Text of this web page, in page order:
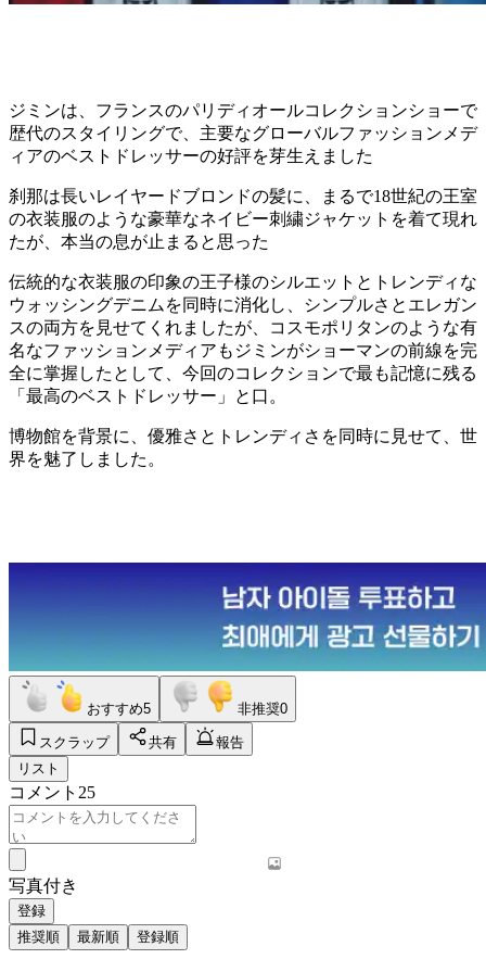
ジミンは、フランスのパリディオールコレクションショーで
歴代のスタイリングで、主要なグローバルファッションメデ
ィアのベストドレッサーの好評を芽生えました
刹那は長いレイヤードブロンドの髪に、まるで18世紀の王室
の衣装服のような豪華なネイビー刺繍ジャケットを着て現れ
たが、本当の息が止まると思った
伝統的な衣装服の印象の王子様のシルエットとトレンディな
ウォッシングデニムを同時に消化し、シンプルさとエレガン
スの両方を見せてくれましたが、コスモポリタンのような有
名なファッションメディアもジミンがショーマンの前線を完
全に掌握したとして、今回のコレクションで最も記憶に残る
「最高のベストドレッサー」と口。
博物館を背景に、優雅さとトレンディさを同時に見せて、世
界を魅了しました。
おすすめ5 非推奨0
スクラップ 共有
報告
リスト
コメント 25
写真付き
登録
推奨順
最新順 登録順